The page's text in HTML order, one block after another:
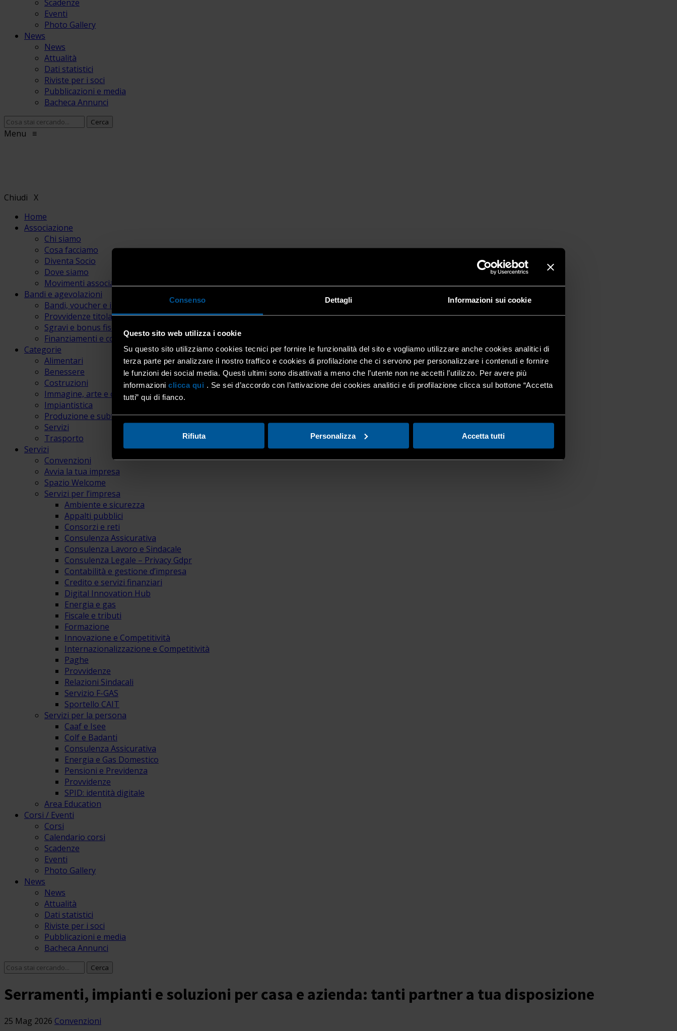
Consenso Dettagli Informazioni sui cookie
Questo sito web utilizza i cookie
Su questo sito utilizziamo cookies tecnici per fornire le funzionalità del sito e vogliamo utilizzare anche cookies analitici di
terza parte per analizzare il nostro traffico e cookies di profilazione che ci servono per personalizzare i contenuti e fornire
le funzioni dei social media. Questi ultimi sono disattivati a meno che l’utente non ne accetti l’utilizzo. Per avere più
informazioni clicca qui . Se sei d’accordo con l’attivazione dei cookies analitici e di profilazione clicca sul bottone “Accetta
tutti” qui di fianco.
Rifiuta Personalizza Accetta tutti
Scadenze
Eventi
Photo Gallery
News
News
Attualità
Dati statistici
Riviste per i soci
Pubblicazioni e media
Bacheca Annunci
Menu ≡
Chiudi X
Home
Associazione
Chi siamo
Cosa facciamo
Diventa Socio
Dove siamo
Movimenti associativi
Bandi e agevolazioni
Bandi, voucher e incentivi
Provvidenze titolari e lavoratori
Sgravi e bonus fiscali
Finanziamenti e contributi
Categorie
Alimentari
Benessere
Costruzioni
Immagine, arte e comunicazione
Impiantistica
Produzione e subfornitura
Servizi
Trasporto
Servizi
Convenzioni
Avvia la tua impresa
Spazio Welcome
Servizi per l’impresa
Ambiente e sicurezza
Appalti pubblici
Consorzi e reti
Consulenza Assicurativa
Consulenza Lavoro e Sindacale
Consulenza Legale – Privacy Gdpr
Contabilità e gestione d’impresa
Credito e servizi finanziari
Digital Innovation Hub
Energia e gas
Fiscale e tributi
Formazione
Innovazione e Competitività
Internazionalizzazione e Competitività
Paghe
Provvidenze
Relazioni Sindacali
Servizio F-GAS
Sportello CAIT
Servizi per la persona
Caaf e Isee
Colf e Badanti
Consulenza Assicurativa
Energia e Gas Domestico
Pensioni e Previdenza
Provvidenze
SPID: identità digitale
Area Education
Corsi / Eventi
Corsi
Calendario corsi
Scadenze
Eventi
Photo Gallery
News
News
Attualità
Dati statistici
Riviste per i soci
Pubblicazioni e media
Bacheca Annunci
Serramenti, impianti e soluzioni per casa e azienda: tanti partner a tua disposizione
25 Mag 2026 Convenzioni